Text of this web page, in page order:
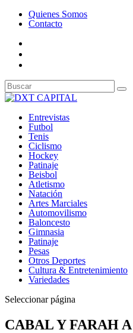
Quienes Somos
Contacto
Entrevistas
Futbol
Tenis
Ciclismo
Hockey
Patinaje
Beisbol
Atletismo
Natación
Artes Marciales
Automovilismo
Baloncesto
Gimnasia
Patinaje
Pesas
Otros Deportes
Cultura & Entretenimiento
Variedades
Seleccionar página
CABAL Y FARAH